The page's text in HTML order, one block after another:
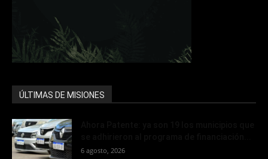
ÚLTIMAS DE MISIONES
6 agosto, 2026